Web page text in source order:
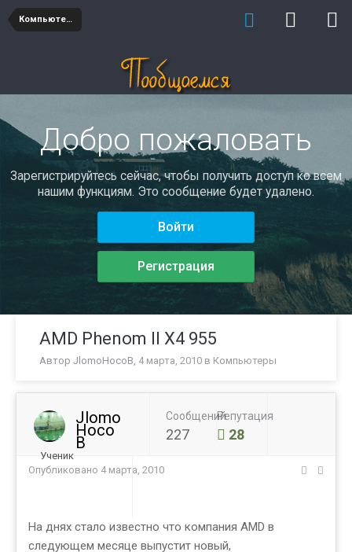
Компьютеры
Добро пожаловать
Зарегистрируйтесь сейчас, чтобы получить доступ ко всем
нашим функциям. Это сообщение будет удалено.
Войти
Регистрация
AMD Phenom II X4 955
Автор JlomoHocoB, 4 марта, 2010 в Компьютеры
Jlomo
Hoco
B
Ученик
Сообщений
227
Репутация
28
Опубликовано 4 марта, 2010
На днях стало известно что компания AMD в
следующем месяце выпустит новый,